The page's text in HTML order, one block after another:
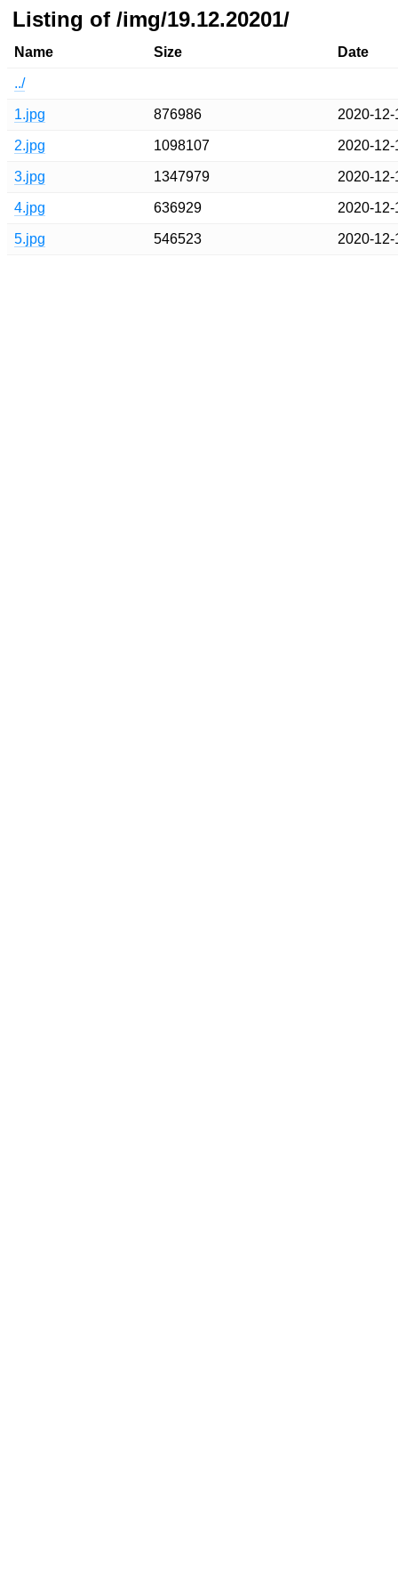
Listing of /img/19.12.20201/
Name Size Date
../
1.jpg 876986 2020-
2.jpg 1098107 2020-
3.jpg 1347979 2020-
4.jpg 636929 2020-
5.jpg 546523 2020-